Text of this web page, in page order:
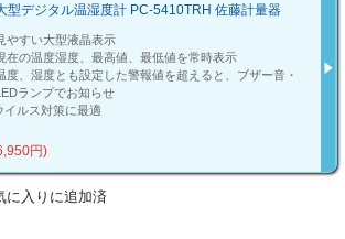
型デジタル温湿度計 PC-5410TRH 佐藤計量器
やすい大型液晶表示
在の温度湿度、最高値、最低値を常時表示
度、湿度とも設定した警報値を超えると、ブザー音・
ランプでお知らせ
イルス対策に最適
円)
に入りに追加済